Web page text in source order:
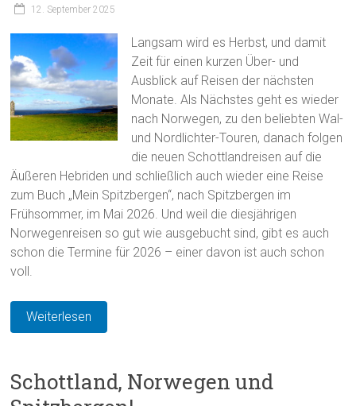
12. September 2025
Langsam wird es Herbst, und damit
Zeit für einen kurzen Über- und
Ausblick auf Reisen der nächsten
Monate. Als Nächstes geht es wieder
nach Norwegen, zu den beliebten Wal-
und Nordlichter-Touren, danach folgen
die neuen Schottlandreisen auf die
Äußeren Hebriden und schließlich auch wieder eine Reise
zum Buch „Mein Spitzbergen“, nach Spitzbergen im
Frühsommer, im Mai 2026. Und weil die diesjährigen
Norwegenreisen so gut wie ausgebucht sind, gibt es auch
schon die Termine für 2026 – einer davon ist auch schon
voll.
Weiterlesen
Schottland, Norwegen und